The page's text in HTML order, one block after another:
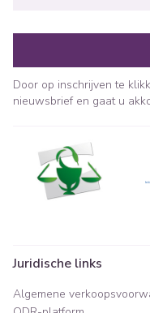
Door op inschrijven te
nieuwsbrief en gaat u
Juridische links
Algemene